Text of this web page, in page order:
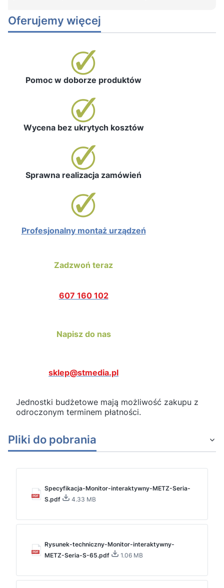
Oferujemy więcej
Pomoc w doborze produktów
Wycena bez ukrytych kosztów
Sprawna realizacja zamówień
Profesjonalny montaż urządzeń
Zadzwoń teraz
607 160 102
Napisz do nas
sklep@stmedia.pl
Jednostki budżetowe mają możliwość zakupu z
odroczonym terminem płatności.
Pliki do pobrania
Specyfikacja-Monitor-interaktywny-METZ-Seria-
S.pdf
4.33 MB
Rysunek-techniczny-Monitor-interaktywny-
METZ-Seria-S-65.pdf
1.06 MB